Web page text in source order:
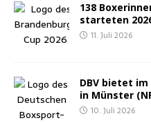
138
star­te­ten
11. Juli 2026
DBV bie­tet
in Müns­ter
10. Juli 2026